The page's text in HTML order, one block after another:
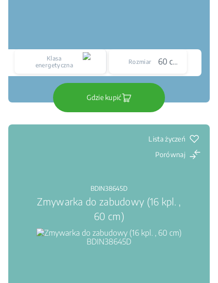
Klasa
energetyczna
Rozmiar 60 cm
Gdzie kupić
Lista życzeń
Porównaj
BDIN38645D
Zmywarka do zabudowy (16 kpl. ,
60 cm)